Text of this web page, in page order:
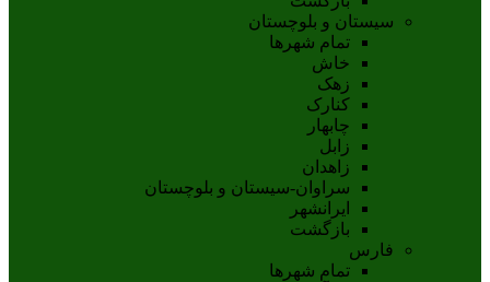
سیستان و بلوچستان
تمام شهر‌ها
خاش
زهک
کنارک
چابهار
زابل
زاهدان
سراوان-سيستان و بلوچستان
ايرانشهر
بازگشت
فارس
تمام شهر‌ها